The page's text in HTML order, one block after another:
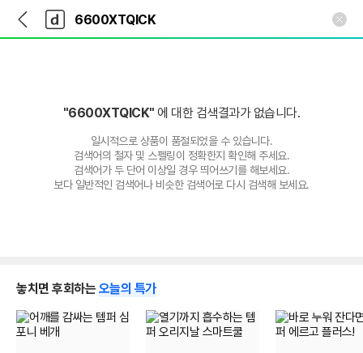
다
나
와
가
다
와
"6600XTQICK"에 대한 검색결과가 없습니다.
일시적으로 상품이 품절되었을 수 있습니다.
검색어의 철자 및 스펠링이 정확한지 확인해 주세요.
검색어가 두 단어 이상일 경우 띄어쓰기를 해보세요.
보다 일반적인 검색어나 비슷한 검색어로 다시 검색해 보세요.
놓치면 후회하는 오늘의 특가